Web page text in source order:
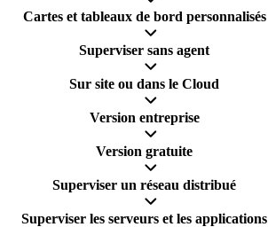
Cartes et tableaux de bord personnalisés
Superviser sans agent
Sur site ou dans le Cloud
Version entreprise
Version gratuite
Superviser un réseau distribué
Superviser les serveurs et les applications